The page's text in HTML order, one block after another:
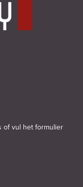
of vul het formulier